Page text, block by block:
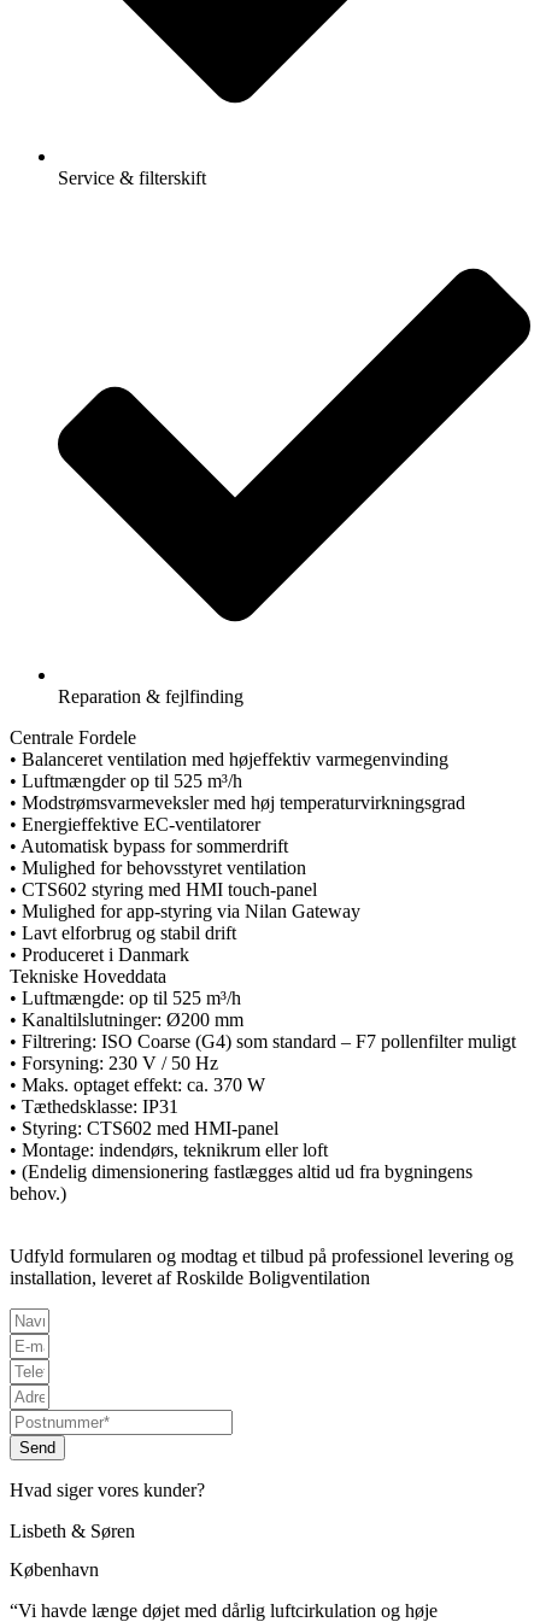
Service & filterskift
Reparation & fejlfinding
Centrale Fordele
• Balanceret ventilation med højeffektiv varmegenvinding
• Luftmængder op til 525 m³/h
• Modstrømsvarmeveksler med høj temperaturvirkningsgrad
• Energieffektive EC-ventilatorer
• Automatisk bypass for sommerdrift
• Mulighed for behovsstyret ventilation
• CTS602 styring med HMI touch-panel
• Mulighed for app-styring via Nilan Gateway
• Lavt elforbrug og stabil drift
• Produceret i Danmark
Tekniske Hoveddata
• Luftmængde: op til 525 m³/h
• Kanaltilslutninger: Ø200 mm
• Filtrering: ISO Coarse (G4) som standard – F7 pollenfilter muligt
• Forsyning: 230 V / 50 Hz
• Maks. optaget effekt: ca. 370 W
• Tæthedsklasse: IP31
• Styring: CTS602 med HMI-panel
• Montage: indendørs, teknikrum eller loft
• (Endelig dimensionering fastlægges altid ud fra bygningens
behov.)
Udfyld formularen og modtag et tilbud på professionel levering og
installation, leveret af Roskilde Boligventilation
Send
Hvad siger vores kunder?
Lisbeth & Søren
København
“Vi havde længe døjet med dårlig luftcirkulation og høje